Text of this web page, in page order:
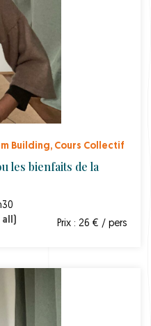
Building, Cours Collectif
les bienfaits de la
Prix : 26 € / pers